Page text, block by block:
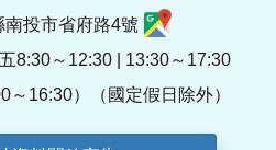
投市省府路4號
8:30～12:30 | 13:30～17:30
～16:30）（國定假日除外）